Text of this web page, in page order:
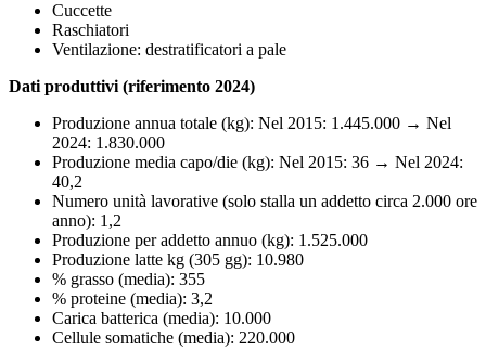
Cuccette
Raschiatori
Ventilazione: destratificatori a pale
Dati produttivi (riferimento 2024)
Produzione annua totale (kg): Nel 2015: 1.445.000 → Nel
2024: 1.830.000
Produzione media capo/die (kg): Nel 2015: 36 → Nel 2024:
40,2
Numero unità lavorative (solo stalla un addetto circa 2.000 ore
anno): 1,2
Produzione per addetto annuo (kg): 1.525.000
Produzione latte kg (305 gg): 10.980
% grasso (media): 355
% proteine (media): 3,2
Carica batterica (media): 10.000
Cellule somatiche (media): 220.000